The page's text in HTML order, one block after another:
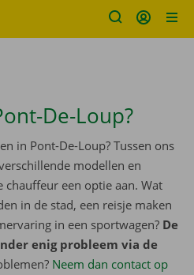
De-Loup?
in Pont-De-Loup? Tussen ons
modellen en
een optie aan. Wat
in de stad, een reisje maken
in een sportwagen? De
enig probleem via de
Neem dan contact op